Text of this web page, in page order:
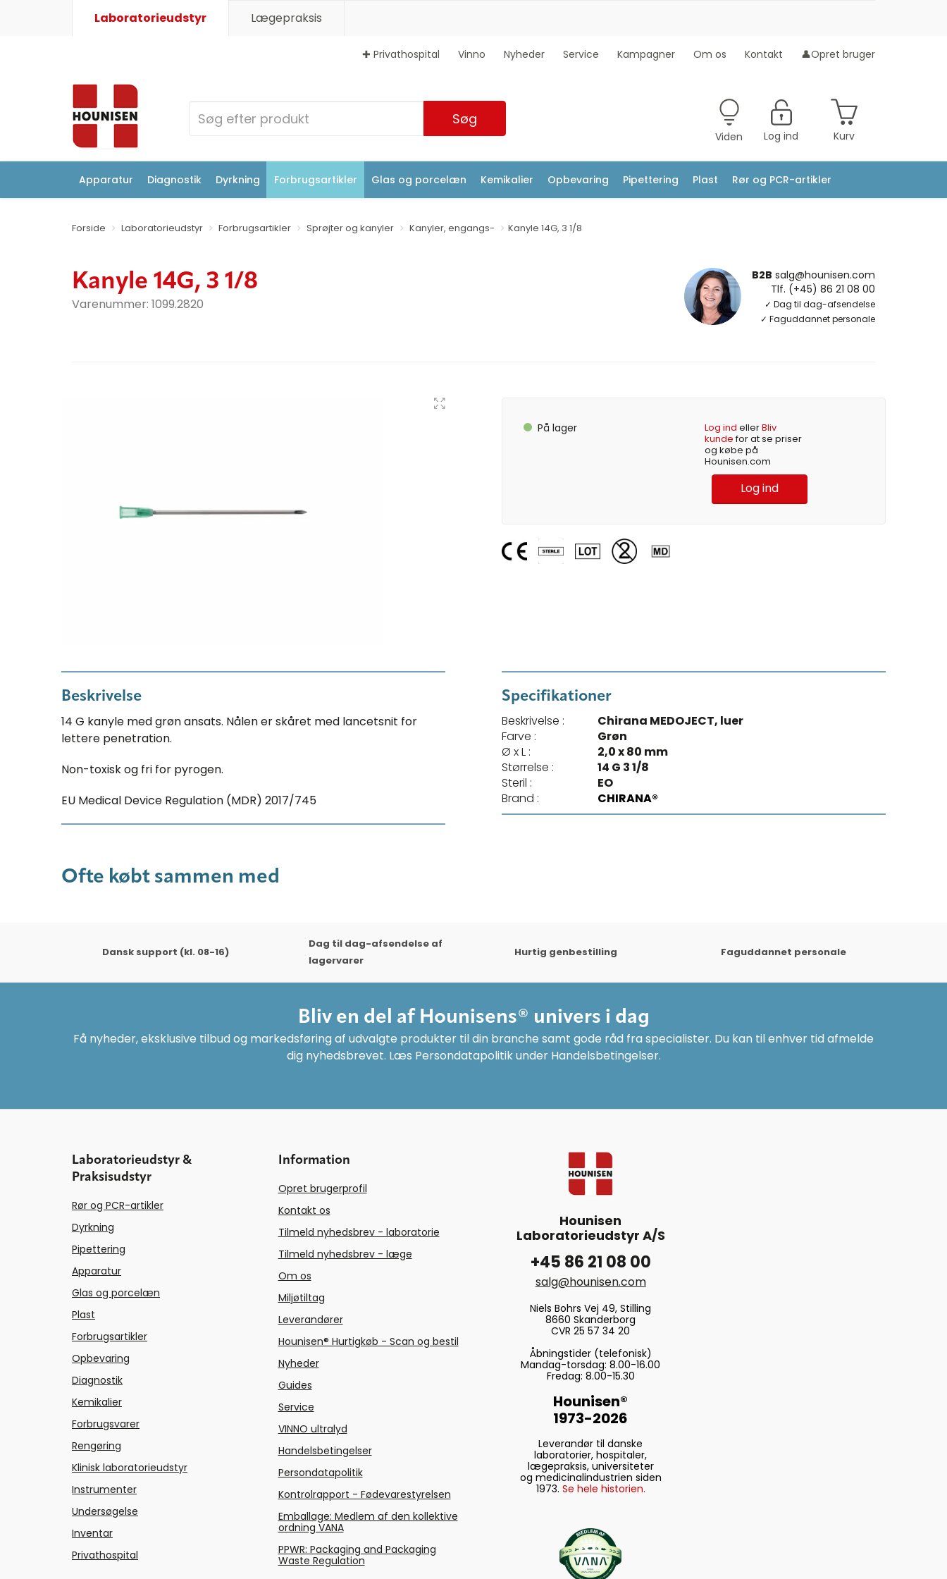
Laboratorieudstyr Lægepraksis
✚ Privathospital Vinno Nyheder Service Kampagner Om os Kontakt 👤Opret bruger
Søg
Viden Log ind Kurv
Apparatur Diagnostik Dyrkning Forbrugsartikler Glas og porcelæn Kemikalier Opbevaring Pipettering Plast Rør og PCR-artikler
Forside Laboratorieudstyr Forbrugsartikler Sprøjter og kanyler Kanyler, engangs- Kanyle 14G, 3 1/8
Kanyle 14G, 3 1/8
Varenummer: 1099.2820
B2B salg@hounisen.com
Tlf. (+45) 86 21 08 00
✓ Dag til dag-afsendelse
✓ Faguddannet personale
På lager Log ind ellerBliv
kundefor at se priser
og købe på
Hounisen.com
Log ind
Beskrivelse
14 G kanyle med grøn ansats. Nålen er skåret med lancetsnit for
lettere penetration.
Non-toxisk og fri for pyrogen.
EU Medical Device Regulation (MDR) 2017/745
Specifikationer
Beskrivelse :
Chirana MEDOJECT, luer
Farve :
Grøn
Ø x L :
2,0 x 80 mm
Størrelse :
14 G 3 1/8
Steril :
EO
Brand :
CHIRANA®
Ofte købt sammen med
Dansk support (kl. 08-16)
Dag til dag-afsendelse af
lagervarer
Hurtig genbestilling Faguddannet personale
Bliv en del af Hounisens® univers i dag
Få nyheder, eksklusive tilbud og markedsføring af udvalgte produkter til din branche samt gode råd fra specialister. Du kan til enhver tid afmelde
dig nyhedsbrevet. Læs Persondatapolitik under Handelsbetingelser.
Laboratorieudstyr &
Praksisudstyr
Rør og PCR-artikler
Dyrkning
Pipettering
Apparatur
Glas og porcelæn
Plast
Forbrugsartikler
Opbevaring
Diagnostik
Kemikalier
Forbrugsvarer
Rengøring
Klinisk laboratorieudstyr
Instrumenter
Undersøgelse
Inventar
Privathospital
Information
Opret brugerprofil
Kontakt os
Tilmeld nyhedsbrev - laboratorie
Tilmeld nyhedsbrev - læge
Om os
Miljøtiltag
Leverandører
Hounisen® Hurtigkøb - Scan og bestil
Nyheder
Guides
Service
VINNO ultralyd
Handelsbetingelser
Persondatapolitik
Kontrolrapport - Fødevarestyrelsen
Emballage: Medlem af den kollektive
ordning VANA
PPWR: Packaging and Packaging
Waste Regulation
Hounisen
Laboratorieudstyr A/S
+45 86 21 08 00
salg@hounisen.com
Niels Bohrs Vej 49, Stilling
8660 Skanderborg
CVR 25 57 34 20
Åbningstider (telefonisk)
Mandag-torsdag: 8.00-16.00
Fredag: 8.00-15.30
Hounisen®
1973-2026
Leverandør til danske
laboratorier, hospitaler,
lægepraksis, universiteter
og medicinalindustrien siden
1973. Se hele historien.